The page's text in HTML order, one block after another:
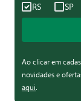
RS SP
Ao clicar em
novidades e
aqui.